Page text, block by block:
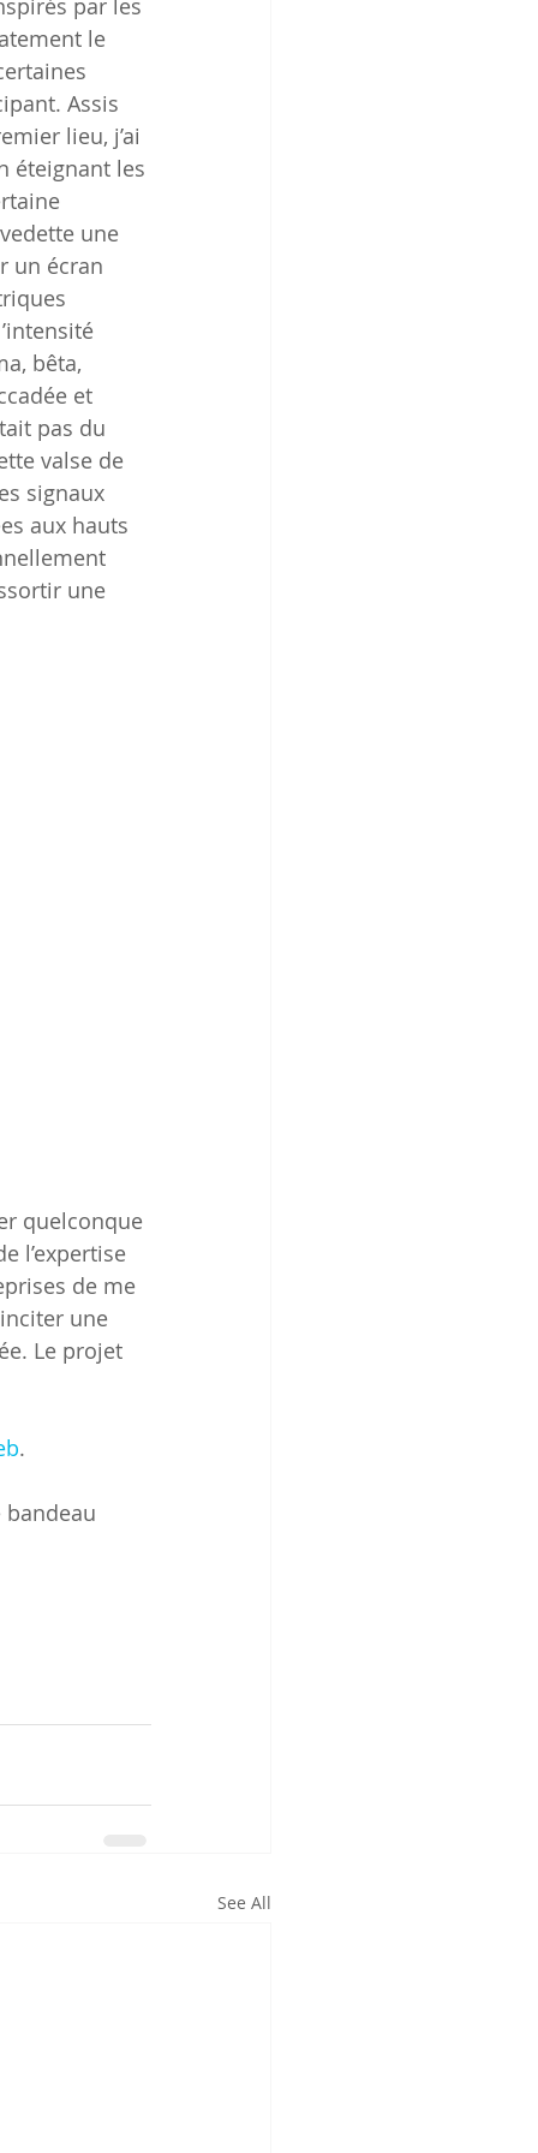
par les
le
Assis
lieu, j’ai
éteignant les
une
un écran
bêta,
et
pas du
valse de
signaux
aux hauts
une
quelconque
l’expertise
de me
une
Le projet
.
See All